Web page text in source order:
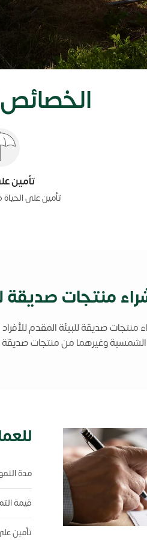
الخصائص
تأمين
تأمين على
منتجات صديقة
صديقة للبيئة المقدم
وغيرهما من منتجات صديقة
مدة
قيمة
تأمين